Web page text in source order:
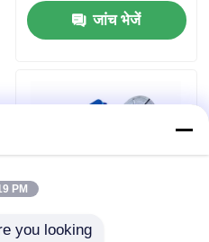
जांच भेजें
PM
you looking